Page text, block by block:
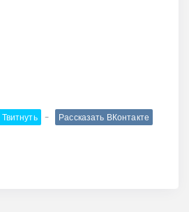
Твитнуть Рассказать ВКонтакте